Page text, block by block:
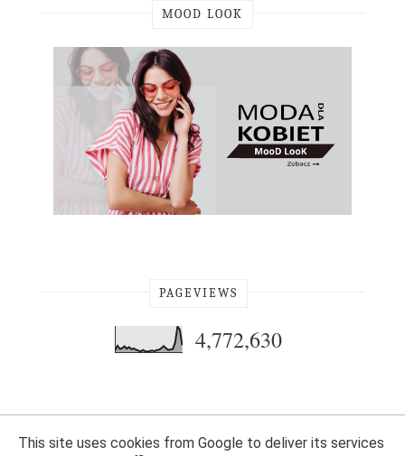
MOOD LOOK
PAGEVIEWS
4,772,630
This site uses cookies from Google to deliver its services